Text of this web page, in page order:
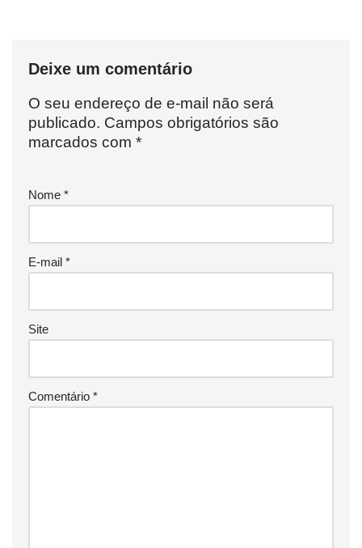
Deixe um comentário
O seu endereço de e-mail não será
publicado. Campos obrigatórios são
marcados com *
Nome *
E-mail *
Site
Comentário *